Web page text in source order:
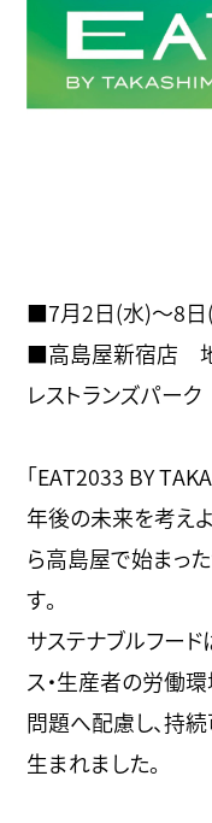
■7月2日(水)～8日
■高島屋新宿店 地
レストランズパーク
「EAT2033 BY
年後の未来を考え
ら高島屋で始まっ
す。
サステナブルフード
ス・生産者の労働
問題へ配慮し、持
生まれました。